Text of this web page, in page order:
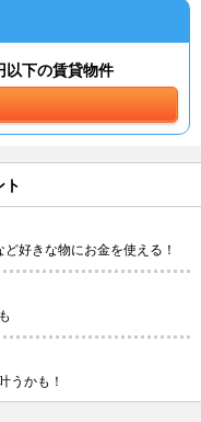
以下の賃貸物件
ト
好きな物にお金を使える！
うかも！